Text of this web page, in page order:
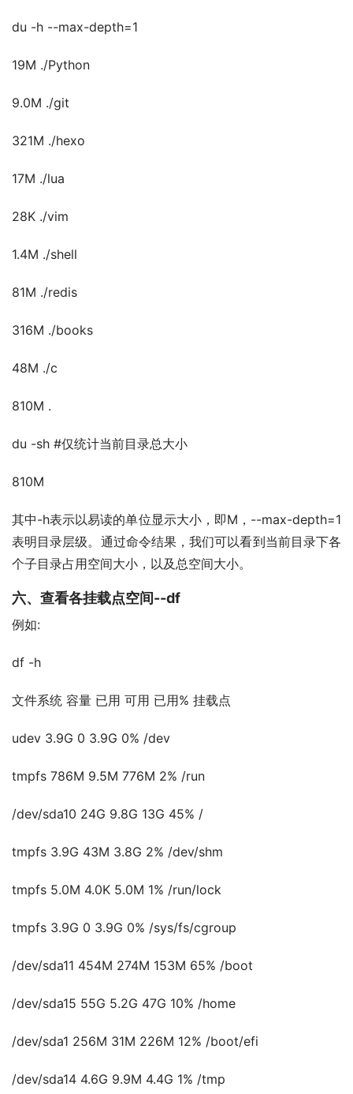
du -h --max-depth=1
19M ./Python
9.0M ./git
321M ./hexo
17M ./lua
28K ./vim
1.4M ./shell
81M ./redis
316M ./books
48M ./c
810M .
du -sh #仅统计当前目录总大小
810M
其中-h表示以易读的单位显示大小，即M，--max-depth=1
表明目录层级。通过命令结果，我们可以看到当前目录下各
个子目录占用空间大小，以及总空间大小。
六、查看各挂载点空间--df
例如:
df -h
文件系统 容量 已用 可用 已用% 挂载点
udev 3.9G 0 3.9G 0% /dev
tmpfs 786M 9.5M 776M 2% /run
/dev/sda10 24G 9.8G 13G 45% /
tmpfs 3.9G 43M 3.8G 2% /dev/shm
tmpfs 5.0M 4.0K 5.0M 1% /run/lock
tmpfs 3.9G 0 3.9G 0% /sys/fs/cgroup
/dev/sda11 454M 274M 153M 65% /boot
/dev/sda15 55G 5.2G 47G 10% /home
/dev/sda1 256M 31M 226M 12% /boot/efi
/dev/sda14 4.6G 9.9M 4.4G 1% /tmp